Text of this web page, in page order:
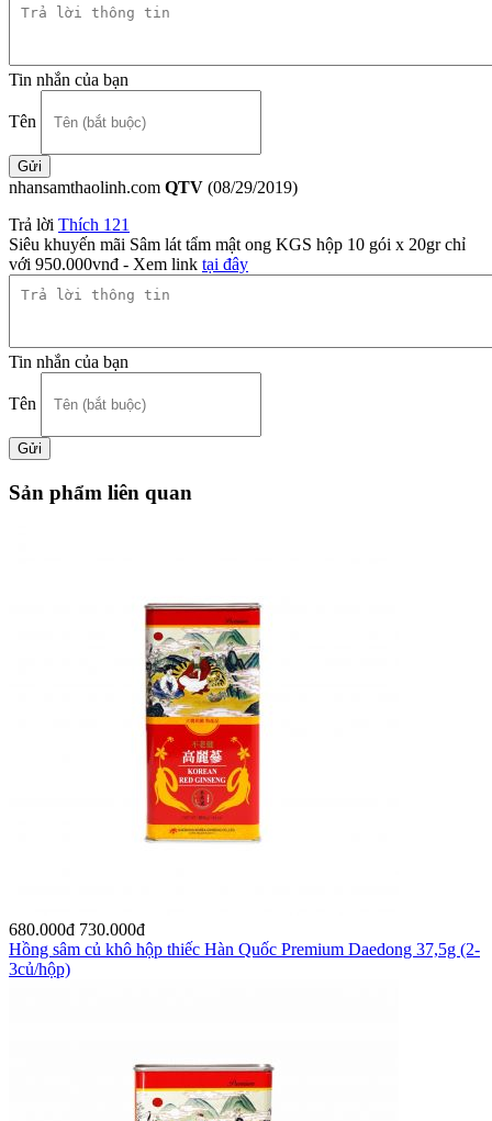
Tin nhắn của bạn
Tên
nhansamthaolinh.com QTV (08/29/2019)
Trả lời Thích 121
Siêu khuyến mãi Sâm lát tẩm mật ong KGS hộp 10 gói x 20gr chỉ
với 950.000vnđ - Xem link tại đây
Tin nhắn của bạn
Tên
Sản phẩm liên quan
680.000đ 730.000đ
Hồng sâm củ khô hộp thiếc Hàn Quốc Premium Daedong 37,5g (2-
3củ/hộp)